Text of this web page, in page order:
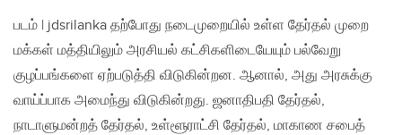
படம் | jdsrilanka தற்போது நடைமுறையில் உள்ள தேர்தல் முறை
மக்கள் மத்தியிலும் அரசியல் கட்சிகளிடையேயும் பல்வேறு
குழப்பங்களை ஏற்படுத்தி விடுகின்றன. ஆனால், அது அரசுக்கு
வாய்ப்பாக அமைந்து விடுகின்றது. ஜனாதிபதி தேர்தல்,
நாடாளுமன்றத் தேர்தல், உள்ளூராட்சி தேர்தல், மாகாண சபைத்